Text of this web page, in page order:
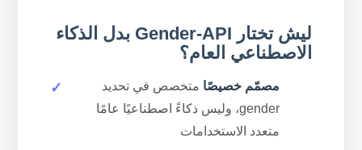
ليش تختار Gender-API بدل الذكاء
الاصطناعي العام؟
مصمّم خصيصًا متخصص في تحديد
gender، وليس ذكاءً اصطناعيًا عامًا
متعدد الاستخدامات